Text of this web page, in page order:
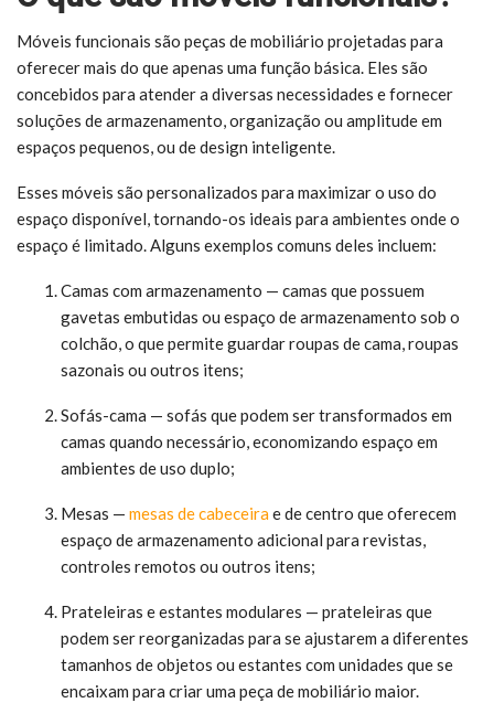
Móveis funcionais são peças de mobiliário projetadas para
oferecer mais do que apenas uma função básica. Eles são
concebidos para atender a diversas necessidades e fornecer
soluções de armazenamento, organização ou amplitude em
espaços pequenos, ou de design inteligente.
Esses móveis são personalizados para maximizar o uso do
espaço disponível, tornando-os ideais para ambientes onde o
espaço é limitado. Alguns exemplos comuns deles incluem:
Camas com armazenamento — camas que possuem
gavetas embutidas ou espaço de armazenamento sob o
colchão, o que permite guardar roupas de cama, roupas
sazonais ou outros itens;
Sofás-cama — sofás que podem ser transformados em
camas quando necessário, economizando espaço em
ambientes de uso duplo;
Mesas — mesas de cabeceirae de centro que oferecem
espaço de armazenamento adicional para revistas,
controles remotos ou outros itens;
Prateleiras e estantes modulares — prateleiras que
podem ser reorganizadas para se ajustarem a diferentes
tamanhos de objetos ou estantes com unidades que se
encaixam para criar uma peça de mobiliário maior.